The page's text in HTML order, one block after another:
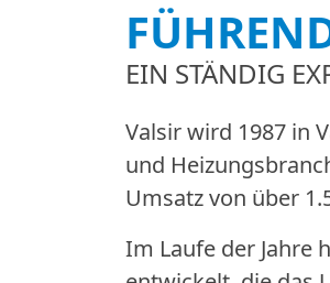
EIN STÄNDIG
Valsir wird 1987 in
und
Umsatz von über
Im Laufe der Jahre